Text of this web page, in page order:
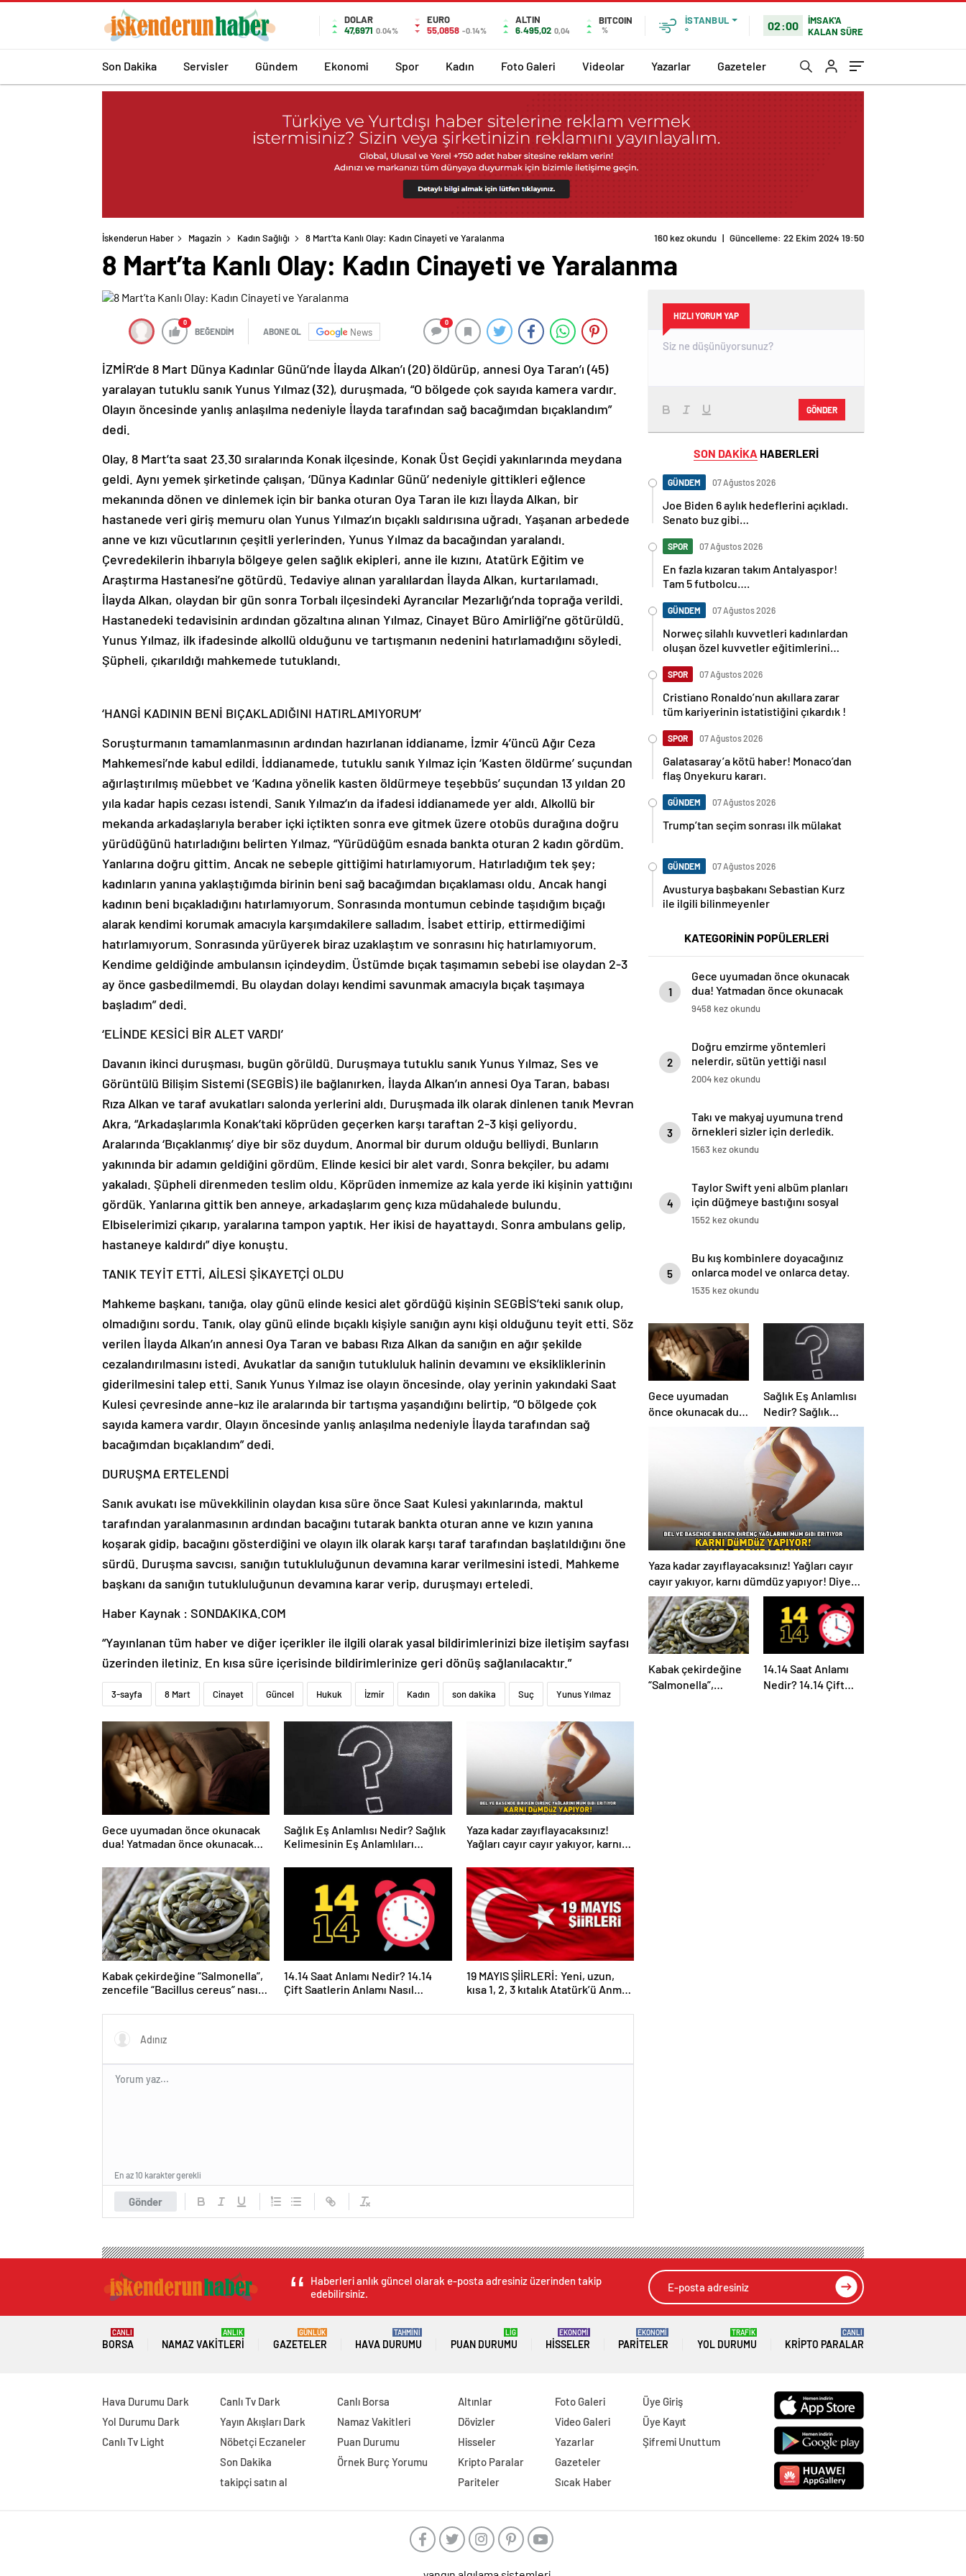
DOLAR
47,6971 0.04%
EURO
55,0858 -0.14%
ALTIN
6.495,02 0,04
BITCOIN
%
İSTANBUL
°
02:00
İMSAK'A
KALAN SÜRE
Son Dakika Servisler Gündem Ekonomi Spor Kadın Foto Galeri Videolar Yazarlar Gazeteler
İskenderun Haber Magazin Kadın Sağlığı 8 Mart’ta Kanlı Olay: Kadın Cinayeti ve Yaralanma 160 kez okundu | Güncelleme: 22 Ekim 2024 19:50
8 Mart’ta Kanlı Olay: Kadın Cinayeti ve Yaralanma
0
BEĞENDİM ABONE OL News
0
İZMİR’de 8 Mart Dünya Kadınlar Günü’nde İlayda Alkan’ı (20) öldürüp, annesi Oya Taran’ı (45)
yaralayan tutuklu sanık Yunus Yılmaz (32), duruşmada, “O bölgede çok sayıda kamera vardır.
Olayın öncesinde yanlış anlaşılma nedeniyle İlayda tarafından sağ bacağımdan bıçaklandım”
dedi.
Olay, 8 Mart’ta saat 23.30 sıralarında Konak ilçesinde, Konak Üst Geçidi yakınlarında meydana
geldi. Aynı yemek şirketinde çalışan, ‘Dünya Kadınlar Günü’ nedeniyle gittikleri eğlence
mekanında dönen ve dinlemek için bir banka oturan Oya Taran ile kızı İlayda Alkan, bir
hastanede veri giriş memuru olan Yunus Yılmaz’ın bıçaklı saldırısına uğradı. Yaşanan arbedede
anne ve kızı vücutlarının çeşitli yerlerinden, Yunus Yılmaz da bacağından yaralandı.
Çevredekilerin ihbarıyla bölgeye gelen sağlık ekipleri, anne ile kızını, Atatürk Eğitim ve
Araştırma Hastanesi’ne götürdü. Tedaviye alınan yaralılardan İlayda Alkan, kurtarılamadı.
İlayda Alkan, olaydan bir gün sonra Torbalı ilçesindeki Ayrancılar Mezarlığı’nda toprağa verildi.
Hastanedeki tedavisinin ardından gözaltına alınan Yılmaz, Cinayet Büro Amirliği’ne götürüldü.
Yunus Yılmaz, ilk ifadesinde alkollü olduğunu ve tartışmanın nedenini hatırlamadığını söyledi.
Şüpheli, çıkarıldığı mahkemede tutuklandı.
‘HANGİ KADININ BENİ BIÇAKLADIĞINI HATIRLAMIYORUM’
Soruşturmanın tamamlanmasının ardından hazırlanan iddianame, İzmir 4’üncü Ağır Ceza
Mahkemesi’nde kabul edildi. İddianamede, tutuklu sanık Yılmaz için ‘Kasten öldürme’ suçundan
ağırlaştırılmış müebbet ve ‘Kadına yönelik kasten öldürmeye teşebbüs’ suçundan 13 yıldan 20
yıla kadar hapis cezası istendi. Sanık Yılmaz’ın da ifadesi iddianamede yer aldı. Alkollü bir
mekanda arkadaşlarıyla beraber içki içtikten sonra eve gitmek üzere otobüs durağına doğru
yürüdüğünü hatırladığını belirten Yılmaz, “Yürüdüğüm esnada bankta oturan 2 kadın gördüm.
Yanlarına doğru gittim. Ancak ne sebeple gittiğimi hatırlamıyorum. Hatırladığım tek şey;
kadınların yanına yaklaştığımda birinin beni sağ bacağımdan bıçaklaması oldu. Ancak hangi
kadının beni bıçakladığını hatırlamıyorum. Sonrasında montumun cebinde taşıdığım bıçağı
alarak kendimi korumak amacıyla karşımdakilere salladım. İsabet ettirip, ettirmediğimi
hatırlamıyorum. Sonrasında yürüyerek biraz uzaklaştım ve sonrasını hiç hatırlamıyorum.
Kendime geldiğinde ambulansın içindeydim. Üstümde bıçak taşımamın sebebi ise olaydan 2-3
ay önce gasbedilmemdi. Bu olaydan dolayı kendimi savunmak amacıyla bıçak taşımaya
başladım” dedi.
‘ELİNDE KESİCİ BİR ALET VARDI’
Davanın ikinci duruşması, bugün görüldü. Duruşmaya tutuklu sanık Yunus Yılmaz, Ses ve
Görüntülü Bilişim Sistemi (SEGBİS) ile bağlanırken, İlayda Alkan’ın annesi Oya Taran, babası
Rıza Alkan ve taraf avukatları salonda yerlerini aldı. Duruşmada ilk olarak dinlenen tanık Mevran
Akra, “Arkadaşlarımla Konak’taki köprüden geçerken karşı taraftan 2-3 kişi geliyordu.
Aralarında ‘Bıçaklanmış’ diye bir söz duydum. Anormal bir durum olduğu belliydi. Bunların
yakınında bir adamın geldiğini gördüm. Elinde kesici bir alet vardı. Sonra bekçiler, bu adamı
yakaladı. Şüpheli direnmeden teslim oldu. Köprüden inmemize az kala yerde iki kişinin yattığını
gördük. Yanlarına gittik ben anneye, arkadaşlarım genç kıza müdahalede bulundu.
Elbiselerimizi çıkarıp, yaralarına tampon yaptık. Her ikisi de hayattaydı. Sonra ambulans gelip,
hastaneye kaldırdı” diye konuştu.
TANIK TEYİT ETTİ, AİLESİ ŞİKAYETÇİ OLDU
Mahkeme başkanı, tanığa, olay günü elinde kesici alet gördüğü kişinin SEGBİS’teki sanık olup,
olmadığını sordu. Tanık, olay günü elinde bıçaklı kişiyle sanığın aynı kişi olduğunu teyit etti. Söz
verilen İlayda Alkan’ın annesi Oya Taran ve babası Rıza Alkan da sanığın en ağır şekilde
cezalandırılmasını istedi. Avukatlar da sanığın tutukluluk halinin devamını ve eksikliklerinin
giderilmesini talep etti. Sanık Yunus Yılmaz ise olayın öncesinde, olay yerinin yakındaki Saat
Kulesi çevresinde anne-kız ile aralarında bir tartışma yaşandığını belirtip, “O bölgede çok
sayıda kamera vardır. Olayın öncesinde yanlış anlaşılma nedeniyle İlayda tarafından sağ
bacağımdan bıçaklandım” dedi.
DURUŞMA ERTELENDİ
Sanık avukatı ise müvekkilinin olaydan kısa süre önce Saat Kulesi yakınlarında, maktul
tarafından yaralanmasının ardından bacağını tutarak bankta oturan anne ve kızın yanına
koşarak gidip, bacağını gösterdiğini ve olayın ilk olarak karşı taraf tarafından başlatıldığını öne
sürdü. Duruşma savcısı, sanığın tutukluluğunun devamına karar verilmesini istedi. Mahkeme
başkanı da sanığın tutukluluğunun devamına karar verip, duruşmayı erteledi.
Haber Kaynak : SONDAKIKA.COM
“Yayınlanan tüm haber ve diğer içerikler ile ilgili olarak yasal bildirimlerinizi bize iletişim sayfası
üzerinden iletiniz. En kısa süre içerisinde bildirimlerinize geri dönüş sağlanılacaktır.”
3-sayfa 8 Mart Cinayet Güncel Hukuk İzmir Kadın son dakika Suç Yunus Yılmaz
Gece uyumadan önce okunacak
dua! Yatmadan önce okunacak
Sağlık Eş Anlamlısı Nedir? Sağlık
Kelimesinin Eş Anlamlıları
Yaza kadar zayıflayacaksınız!
Yağları cayır cayır yakıyor, karnı
çorbası tarifi ve püf noktaları!
Kabak çekirdeğine “Salmonella”,
zencefile “Bacillus cereus” nasıl
14.14 Saat Anlamı Nedir? 14.14
Çift Saatlerin Anlamı Nasıl
19 MAYIS ŞİİRLERİ: Yeni, uzun,
kısa 1, 2, 3 kıtalık Atatürk’ü Anma
Gönder
En az 10 karakter gerekli
HIZLI YORUM YAP
GÖNDER
SON DAKİKA HABERLERİ
GÜNDEM 07 Ağustos 2026
Joe Biden 6 aylık hedeflerini açıkladı.
Senato buz gibi…
SPOR 07 Ağustos 2026
En fazla kızaran takım Antalyaspor!
Tam 5 futbolcu….
GÜNDEM 07 Ağustos 2026
Norweç silahlı kuvvetleri kadınlardan
oluşan özel kuvvetler eğitimlerini
SPOR 07 Ağustos 2026
Cristiano Ronaldo’nun akıllara zarar
tüm kariyerinin istatistiğini çıkardık !
SPOR 07 Ağustos 2026
Galatasaray’a kötü haber! Monaco’dan
flaş Onyekuru kararı.
GÜNDEM 07 Ağustos 2026
Trump’tan seçim sonrası ilk mülakat
GÜNDEM 07 Ağustos 2026
Avusturya başbakanı Sebastian Kurz
ile ilgili bilinmeyenler
KATEGORİNİN POPÜLERLERİ
1
Gece uyumadan önce okunacak
dua! Yatmadan önce okunacak
dualar! Uyumak için hangi dua?
9458 kez okundu
2
Doğru emzirme yöntemleri
nelerdir, sütün yettiği nasıl
anlaşılır?
2004 kez okundu
3
Takı ve makyaj uyumuna trend
örnekleri sizler için derledik.
1563 kez okundu
4
Taylor Swift yeni albüm planları
için düğmeye bastığını sosyal
medyadan duyurdu!
1552 kez okundu
5
Bu kış kombinlere doyacağınız
onlarca model ve onlarca detay.
1535 kez okundu
Gece uyumadan
önce okunacak dua!
Sağlık Eş Anlamlısı
Nedir? Sağlık
Kelimesinin Eş
Anlamlıları
Nelerdir?
Yaza kadar zayıflayacaksınız! Yağları cayır
cayır yakıyor, karnı dümdüz yapıyor! Diyet
kabak çorbası tarifi ve püf noktaları!
Kabak çekirdeğine
“Salmonella”,
14.14 Saat Anlamı
Nedir? 14.14 Çift
Haberleri anlık güncel olarak e-posta adresiniz üzerinden takip
edebilirsiniz.
BORSA
CANLI
NAMAZ VAKITLERI
ANLIK
GAZETELER
GÜNLÜK
HAVA DURUMU
TAHMİNİ
PUAN DURUMU
LİG
HISSELER
EKONOMİ
PARITELER
EKONOMİ
YOL DURUMU
TRAFİK
KRIPTO PARALAR
CANLI
Hava Durumu Dark
Yol Durumu Dark
Canlı Tv Light
Canlı Tv Dark
Yayın Akışları Dark
Nöbetçi Eczaneler
Son Dakika
takipçi satın al
Canlı Borsa
Namaz Vakitleri
Puan Durumu
Örnek Burç Yorumu
Altınlar
Dövizler
Hisseler
Kripto Paralar
Pariteler
Foto Galeri
Video Galeri
Yazarlar
Gazeteler
Sıcak Haber
Üye Giriş
Üye Kayıt
Şifremi Unuttum